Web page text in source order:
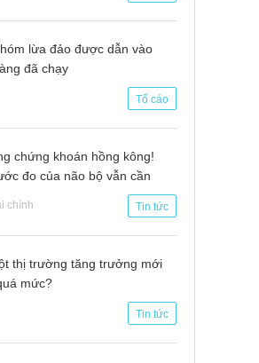
lừa đảo được dẫn vào
đã chạy
Tố cáo
chứng khoán hồng kông!
đo của não bộ vẫn cần
chính Tin tức
thị trường tăng trưởng mới
mức?
Tin tức